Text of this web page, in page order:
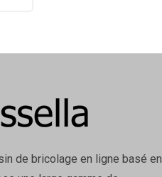
de bricolage en ligne basé en